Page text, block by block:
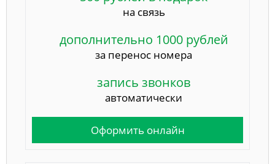
на связь
дополнительно 1000 рублей
за перенос номера
запись звонков
автоматически
Оформить онлайн